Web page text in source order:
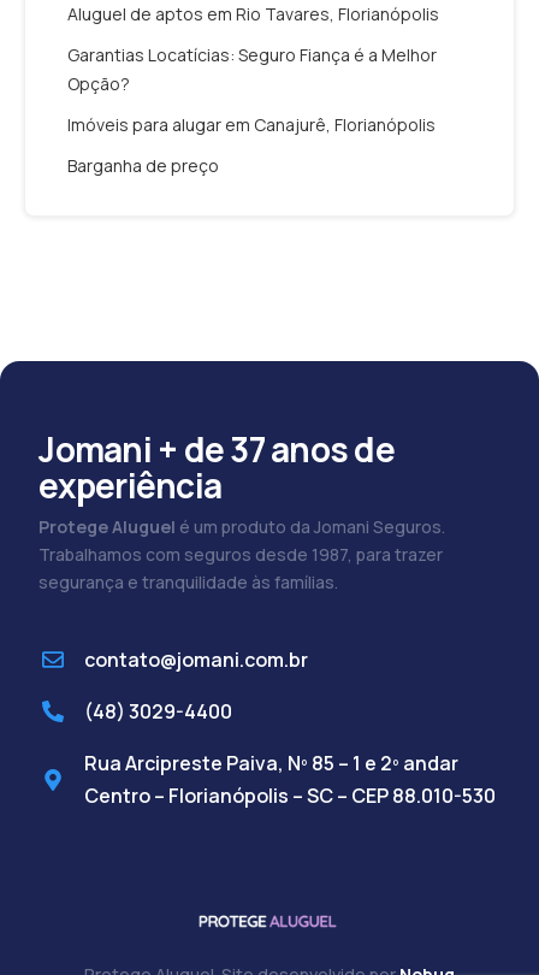
Aluguel de aptos em Rio Tavares, Florianópolis
Garantias Locatícias: Seguro Fiança é a Melhor
Opção?
Imóveis para alugar em Canajurê, Florianópolis
Barganha de preço
Jomani + de 37 anos de
experiência
Protege Aluguel é um produto da Jomani Seguros.
Trabalhamos com seguros desde 1987, para trazer
segurança e tranquilidade às famílias.
contato@jomani.com.br
(48) 3029-4400
Rua Arcipreste Paiva, Nº 85 – 1 e 2º andar
Centro – Florianópolis – SC – CEP 88.010-530